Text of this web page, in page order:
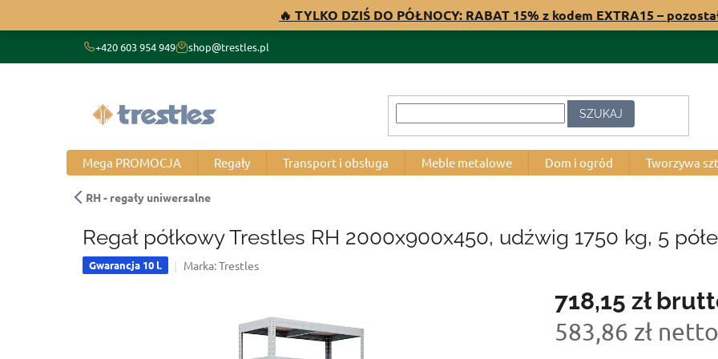
🔥 TYLKO DZIŚ DO PÓŁNOCY: RABAT 15% z kodem EXTRA15 –
+420 603 954 949 shop@trestles.pl
SZUKAJ
Mega PROMOCJA Regały Transport i obsługa Meble metalowe Dom i ogród Tworzywa
RH - regały uniwersalne
Regał półkowy Trestles RH 2000x900x450, udźwig 1750 kg, 5
Gwarancja 10 l. Marka:Trestles
718,15 zł
583,86 zł netto